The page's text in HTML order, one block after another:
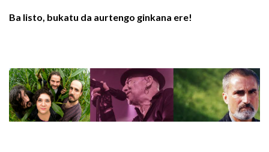
Ba listo, bukatu da aurtengo ginkana ere!